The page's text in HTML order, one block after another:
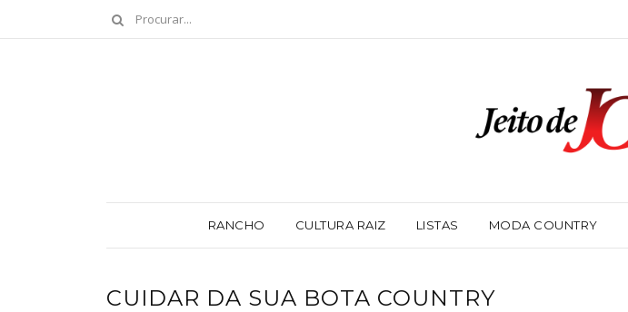
RANCHO CULTURA RAIZ LISTAS MODA COUNTRY
CUIDAR DA SUA BOTA COUNTRY